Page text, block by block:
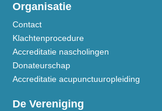
Organisatie
Contact
Klachtenprocedure
Accreditatie nascholingen
Donateurschap
Accreditatie acupunctuuropleiding
De Vereniging